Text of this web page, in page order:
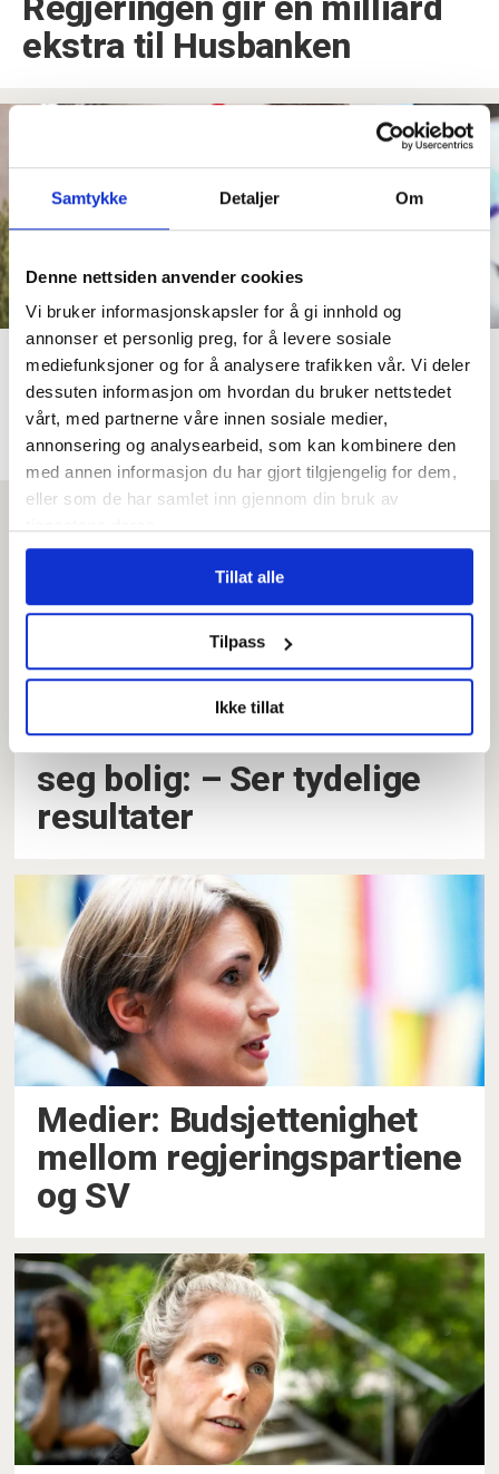
Samtykke Detaljer Om
Denne nettsiden anvender cookies
Vi bruker informasjonskapsler for å gi innhold og
annonser et personlig preg, for å levere sosiale
mediefunksjoner og for å analysere trafikken vår. Vi deler
dessuten informasjon om hvordan du bruker nettstedet
vårt, med partnerne våre innen sosiale medier,
annonsering og analysearbeid, som kan kombinere den
med annen informasjon du har gjort tilgjengelig for dem,
eller som de har samlet inn gjennom din bruk av
Tillat alle
Tilpass
Ikke tillat
Regjeringen gir en milliard
ekstra til Husbanken
Eksperter: Budsjettet er
ingen oppskrift på rask
rentenedgang
Nå kan det bli lettere å få
seg bolig: –⁠ Ser tydelige
resultater
Medier: Budsjettenighet
mellom regjeringspartiene
og SV